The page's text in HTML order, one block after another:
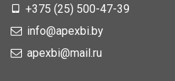
+375 (25) 500-47-39
info@apexbi.by
apexbi@mail.ru